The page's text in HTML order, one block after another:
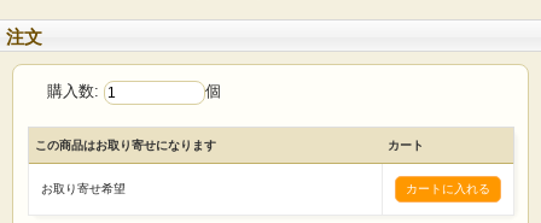
注文
購入数: 個
この商品はお取り寄せになります カート
お取り寄せ希望